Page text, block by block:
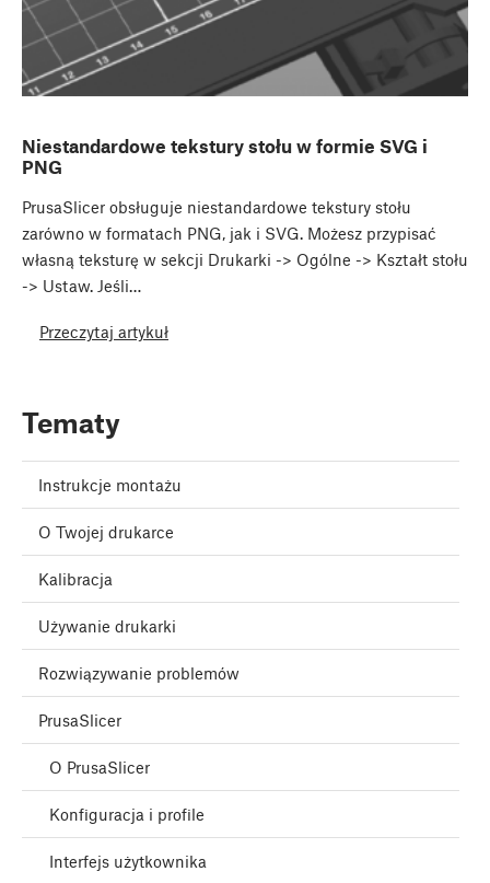
Niestandardowe tekstury stołu w formie SVG i
PNG
PrusaSlicer obsługuje niestandardowe tekstury stołu
zarówno w formatach PNG, jak i SVG. Możesz przypisać
własną teksturę w sekcji Drukarki -> Ogólne -> Kształt stołu
-> Ustaw. Jeśli…
Przeczytaj artykuł
Tematy
Instrukcje montażu
O Twojej drukarce
Kalibracja
Używanie drukarki
Rozwiązywanie problemów
PrusaSlicer
O PrusaSlicer
Konfiguracja i profile
Interfejs użytkownika